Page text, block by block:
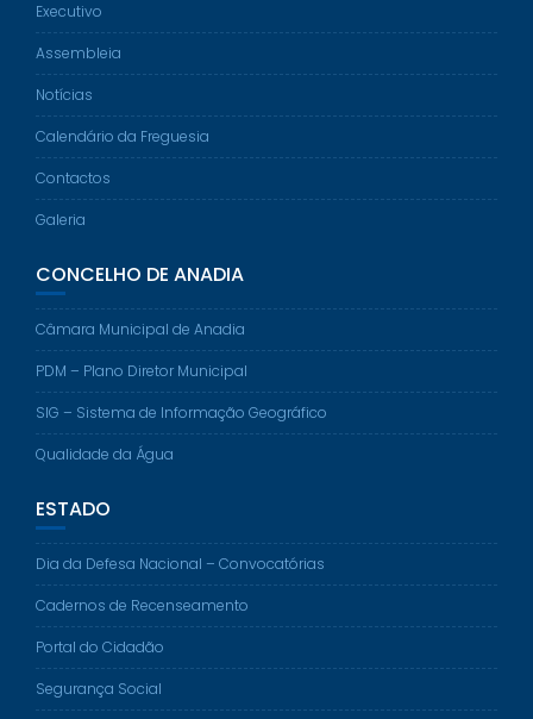
Executivo
Assembleia
Notícias
Calendário da Freguesia
Contactos
Galeria
CONCELHO DE ANADIA
Câmara Municipal de Anadia
PDM – Plano Diretor Municipal
SIG – Sistema de Informação Geográfico
Qualidade da Água
ESTADO
Dia da Defesa Nacional – Convocatórias
Cadernos de Recenseamento
Portal do Cidadão
Segurança Social